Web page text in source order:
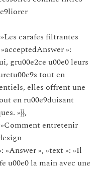
carafes filtrantes
»:
gru00e2ce u00e0 leurs
tout en
elles offrent une
en ru00e9duisant
»}},
»Comment entretenir
»Answer », »text »: »Il
u00e0 la main avec une